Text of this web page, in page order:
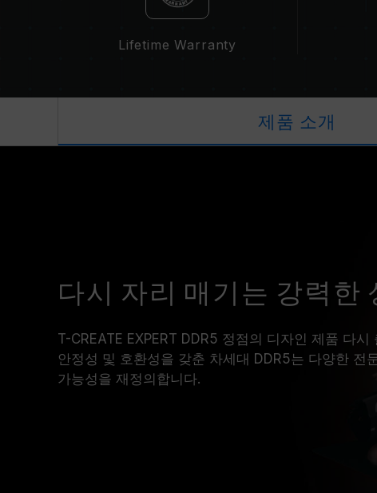
Lifetime Warranty
제품 소개
다시 자리 매기는 강력한
T-CREATE EXPERT DDR5 정점의 디자인 제품 다
안정성 및 호환성을 갖춘 차세대 DDR5는 다양한 전
가능성을 재정의합니다.